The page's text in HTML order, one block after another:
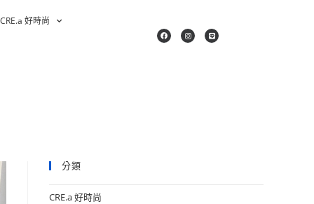
CRE.a 好時尚
分類
CRE.a 好時尚